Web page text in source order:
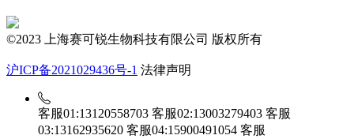
©2023 上海赛可锐生物科技有限公司 版权所有
沪ICP备2021029436号-1 法律声明
客服01:13120558703 客服02:13003279403 客服
03:13162935620 客服04:15900491054 客服